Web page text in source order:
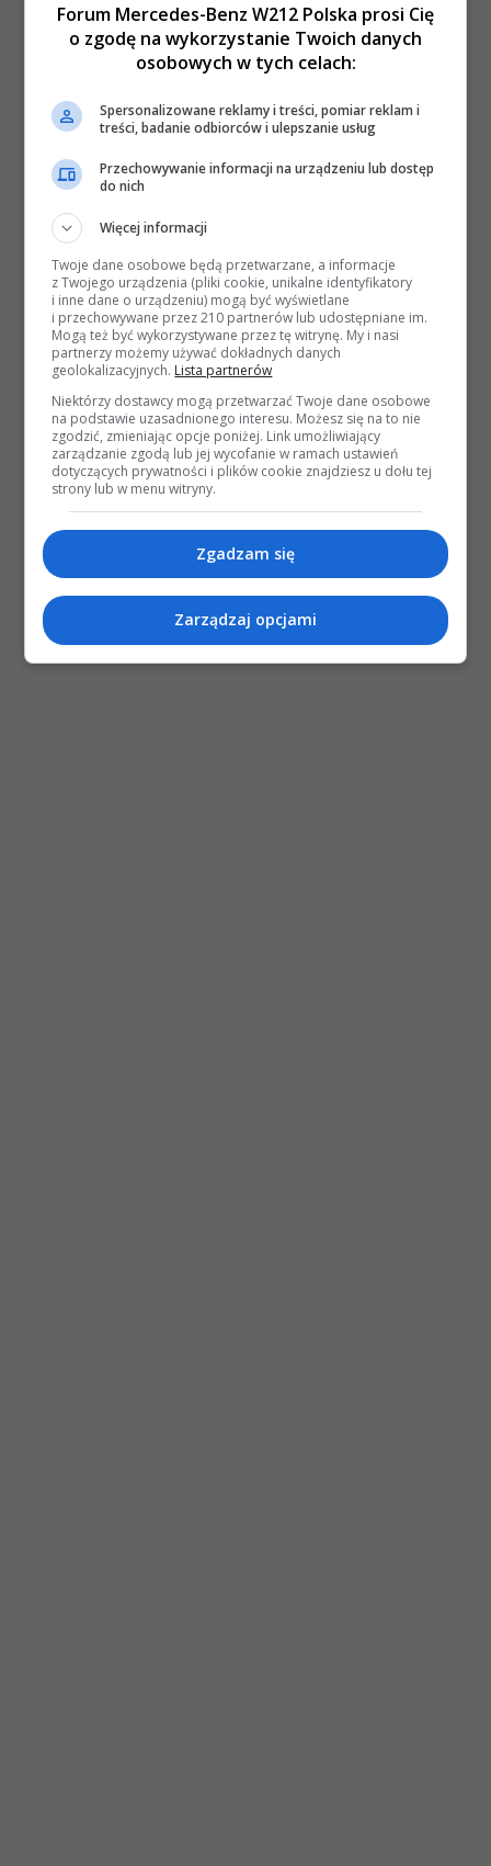
Forum Mercedes-Benz W212 Polska prosi Cię
o zgodę na wykorzystanie Twoich danych
osobowych w tych celach:
Spersonalizowane reklamy i treści, pomiar reklam i
treści, badanie odbiorców i ulepszanie usług
Przechowywanie informacji na urządzeniu lub dostęp
do nich
Więcej informacji
Twoje dane osobowe będą przetwarzane, a informacje
z Twojego urządzenia (pliki cookie, unikalne identyfikatory
i inne dane o urządzeniu) mogą być wyświetlane
i przechowywane przez 210 partnerów lub udostępniane im.
Mogą też być wykorzystywane przez tę witrynę. My i nasi
partnerzy możemy używać dokładnych danych
geolokalizacyjnych. Lista partnerów
Niektórzy dostawcy mogą przetwarzać Twoje dane osobowe
na podstawie uzasadnionego interesu. Możesz się na to nie
zgodzić, zmieniając opcje poniżej. Link umożliwiający
zarządzanie zgodą lub jej wycofanie w ramach ustawień
dotyczących prywatności i plików cookie znajdziesz u dołu tej
strony lub w menu witryny.
Zgadzam się
Zarządzaj opcjami